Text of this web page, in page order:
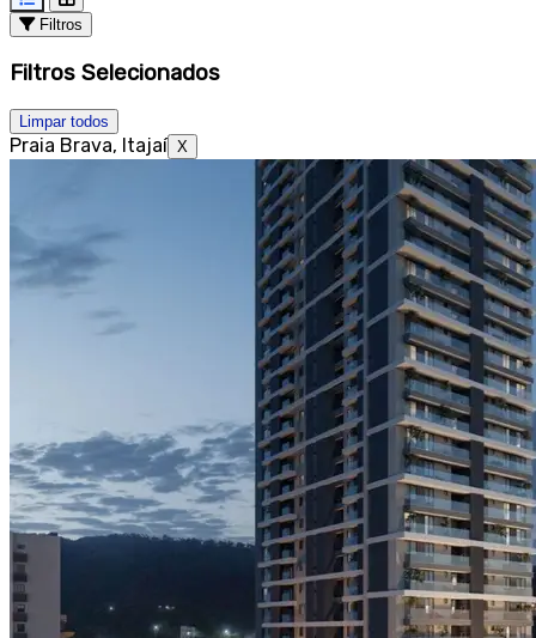
Filtros
Filtros Selecionados
Limpar todos
Praia Brava, Itajaí X